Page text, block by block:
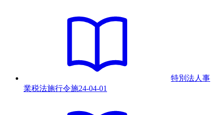
特別法人事
業税法施行令施24-04-01